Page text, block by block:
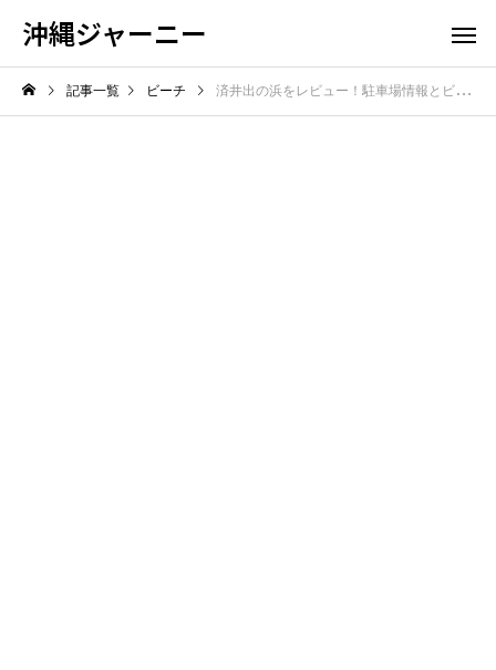
沖縄ジャーニー
記事一覧 ビーチ 済井出の浜をレビュー！駐車場情報とビーチの魅力を徹底解説